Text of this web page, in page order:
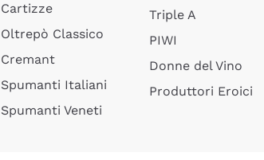
Cartizze
Oltrepò Classico
Cremant
Spumanti Italiani
Spumanti Veneti
Triple A
PIWI
Donne del Vino
Produttori Eroici